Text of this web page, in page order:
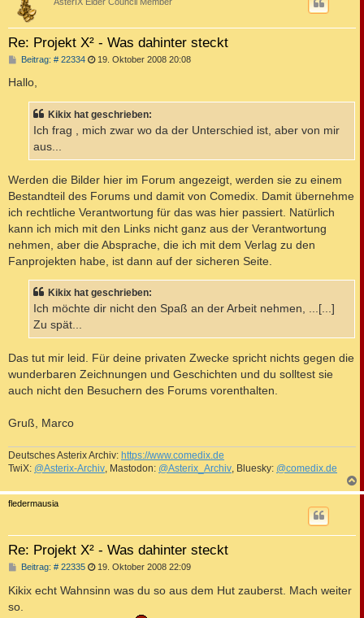
Re: Projekt X² - Was dahinter steckt
Beitrag: # 22334B
r
a
19. Oktober 2008 20:08
Hallo,
Kikix hat geschrieben:
Ich frag , mich zwar wo da der Unterschied ist, aber von mir
aus...
Werden die Bilder hier im Forum angezeigt, werden sie zu einem
Bestandteil des Forums und damit von Comedix. Damit übernehme
ich rechtliche Verantwortung für das was hier passiert. Natürlich
kann ich mich mit den Links nicht ganz aus der Verantwortung
nehmen, aber die Absprache, die ich mit dem Verlag zu den
Fanprojekten habe, ist dann auf der sicheren Seite.
Kikix hat geschrieben:
Ich möchte dir nicht den Spaß an der Arbeit nehmen, ...[...]
Zu spät...
Das tut mir leid. Für deine privaten Zwecke spricht nichts gegen die
wunderbaren Zeichnungen und Geschichten und du solltest sie
auch nicht den Besuchern des Forums vorenthalten.
Gruß, Marco
Deutsches Asterix Archiv: https://www.comedix.de
TwiX: @Asterix-Archiv, Mastodon: @Asterix_Archiv, Bluesky: @comedix.de
a
fledermausia
Re: Projekt X² - Was dahinter steckt
Beitrag: # 22335B
i
t
19. Oktober 2008 22:09
Kikix echt Wahnsinn was du so aus dem Hut zauberst. Mach weiter
so.